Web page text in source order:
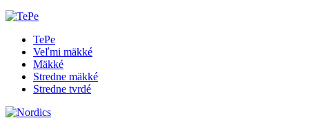
TePe
Veľmi mäkké
Mäkké
Stredne mäkké
Stredne tvrdé